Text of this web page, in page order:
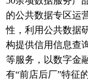
的公共数据专区运
性，利用公共数据
构提供信用信息查
等服务，以数字金
有“前店后厂”特征